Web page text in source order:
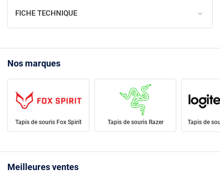
FICHE TECHNIQUE
Nos marques
Tapis de souris Fox Spirit Tapis de souris Razer Tapis de
Meilleures ventes